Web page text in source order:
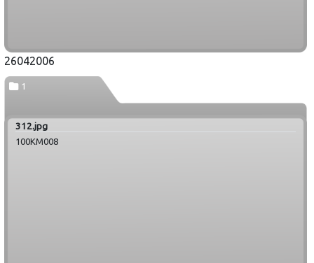
26042006
1
312.jpg
100KM008